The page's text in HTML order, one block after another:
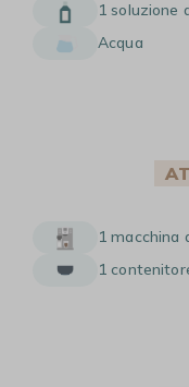
1 soluzione
Acqua
1 macchina
1